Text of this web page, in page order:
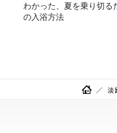
わかった、夏を乗り切る
の入浴方法
淡